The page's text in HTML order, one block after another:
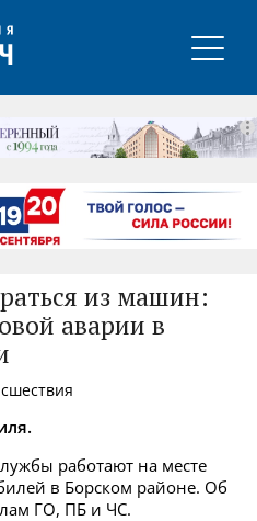
из машин:
аварии в
работают на месте
в Борском районе. Об
ГО, ПБ и ЧС.